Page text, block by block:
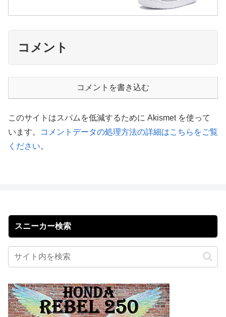
コメント
コメントを書き込む
このサイトはスパムを低減するために Akismet を使って
います。
コメントデータの処理方法の詳細はこちらをご覧
ください。
スニーカー検索